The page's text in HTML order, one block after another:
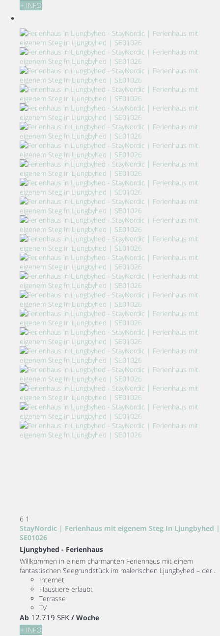
+ INFO
6 1
StayNordic | Ferienhaus mit eigenem Steg In Ljungbyhed |
SE01026
Ljungbyhed - Ferienhaus
Willkommen in einem charmanten Ferienhaus mit einem
fantastischen Seegrundstück im malerischen Ljungbyhed – der...
Internet
Haustiere erlaubt
Terrasse
TV
Ab 12.719 SEK / Woche
+ INFO